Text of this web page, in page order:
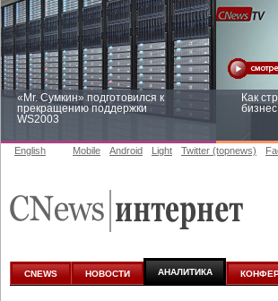
«Mr. Сумкин» подготовился к
прекращению поддержки
WS2003
Как
аналитике
English Mobile Android Light Twitter (topnews)
CNEWS НОВОСТИ АНАЛИТИКА